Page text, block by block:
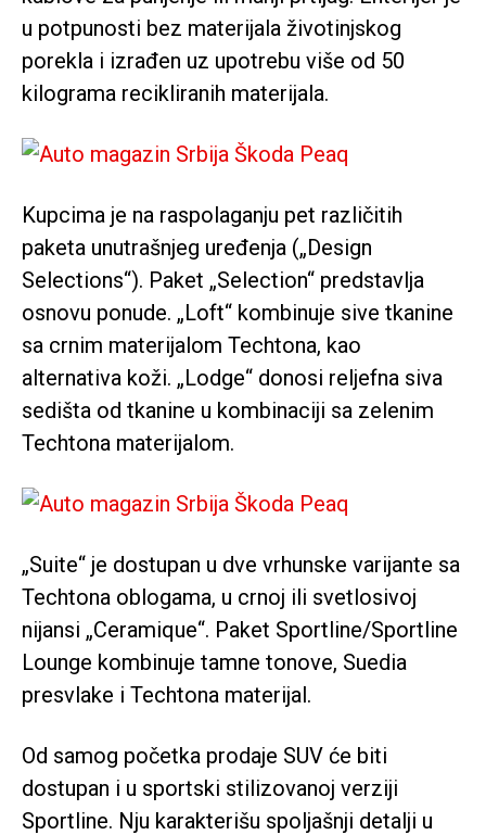
u potpunosti bez materijala životinjskog
porekla i izrađen uz upotrebu više od 50
kilograma recikliranih materijala.
Kupcima je na raspolaganju pet različitih
paketa unutrašnjeg uređenja („Design
Selections“). Paket „Selection“ predstavlja
osnovu ponude. „Loft“ kombinuje sive tkanine
sa crnim materijalom Techtona, kao
alternativa koži. „Lodge“ donosi reljefna siva
sedišta od tkanine u kombinaciji sa zelenim
Techtona materijalom.
„Suite“ je dostupan u dve vrhunske varijante sa
Techtona oblogama, u crnoj ili svetlosivoj
nijansi „Ceramique“. Paket Sportline/Sportline
Lounge kombinuje tamne tonove, Suedia
presvlake i Techtona materijal.
Od samog početka prodaje SUV će biti
dostupan i u sportski stilizovanoj verziji
Sportline. Nju karakterišu spoljašnji detalji u